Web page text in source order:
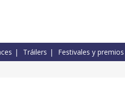
Tráilers Festivales y premios